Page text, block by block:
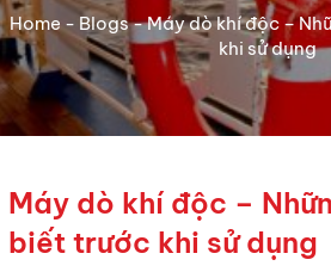
Home - Blogs-Máy dò khí độc –
khi sử dụng
Máy dò khí độc –
biết trước khi sử dụng